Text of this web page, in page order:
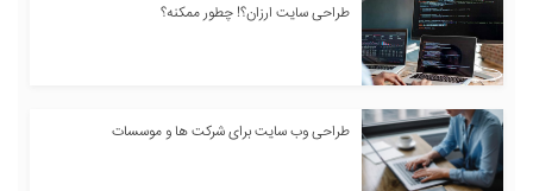
طراحی سایت ارزان؟! چطور ممکنه؟
طراحی وب سایت برای شرکت ها و موسسات